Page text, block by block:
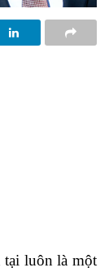
tại luôn là một